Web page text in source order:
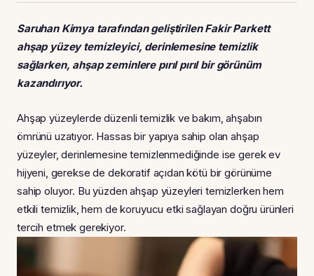
Saruhan Kimya tarafından geliştirilen Fakir Parkett
ahşap yüzey temizleyici, derinlemesine temizlik
sağlarken, ahşap zeminlere pırıl pırıl bir görünüm
kazandırıyor.
Ahşap yüzeylerde düzenli temizlik ve bakım, ahşabın
ömrünü uzatıyor. Hassas bir yapıya sahip olan ahşap
yüzeyler, derinlemesine temizlenmediğinde ise gerek ev
hijyeni, gerekse de dekoratif açıdan kötü bir görünüme
sahip oluyor. Bu yüzden ahşap yüzeyleri temizlerken hem
etkili temizlik, hem de koruyucu etki sağlayan doğru ürünleri
tercih etmek gerekiyor.